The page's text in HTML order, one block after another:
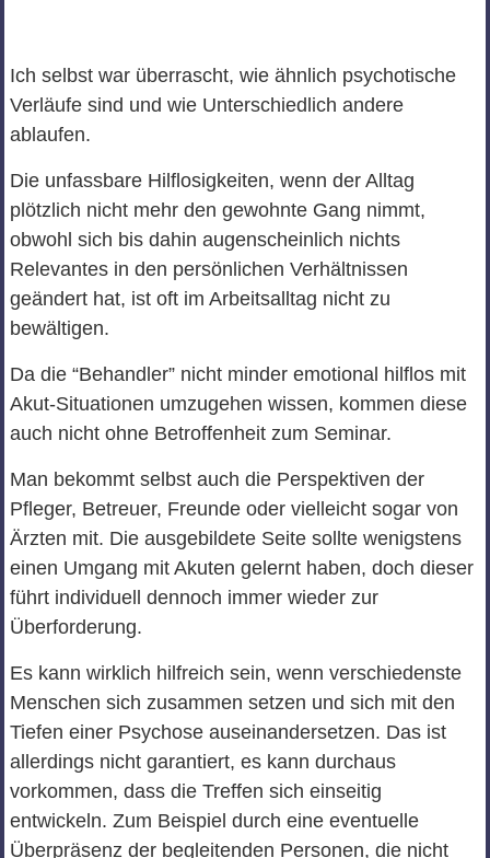
Ich selbst war überrascht, wie ähnlich psychotische
Verläufe sind und wie Unterschiedlich andere
ablaufen.
Die unfassbare Hilflosigkeiten, wenn der Alltag
plötzlich nicht mehr den gewohnte Gang nimmt,
obwohl sich bis dahin augenscheinlich nichts
Relevantes in den persönlichen Verhältnissen
geändert hat, ist oft im Arbeitsalltag nicht zu
bewältigen.
Da die “Behandler” nicht minder emotional hilflos mit
Akut-Situationen umzugehen wissen, kommen diese
auch nicht ohne Betroffenheit zum Seminar.
Man bekommt selbst auch die Perspektiven der
Pfleger, Betreuer, Freunde oder vielleicht sogar von
Ärzten mit. Die ausgebildete Seite sollte wenigstens
einen Umgang mit Akuten gelernt haben, doch dieser
führt individuell dennoch immer wieder zur
Überforderung.
Es kann wirklich hilfreich sein, wenn verschiedenste
Menschen sich zusammen setzen und sich mit den
Tiefen einer Psychose auseinandersetzen. Das ist
allerdings nicht garantiert, es kann durchaus
vorkommen, dass die Treffen sich einseitig
entwickeln. Zum Beispiel durch eine eventuelle
Überpräsenz der begleitenden Personen, die nicht